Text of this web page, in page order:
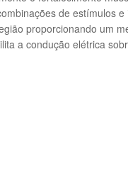
de estímulos
proporcionando um
a condução elétrica